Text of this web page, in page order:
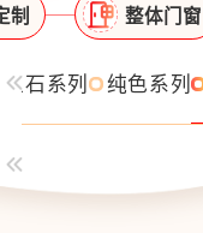
制 整体门窗
玉石系列 纯色系列